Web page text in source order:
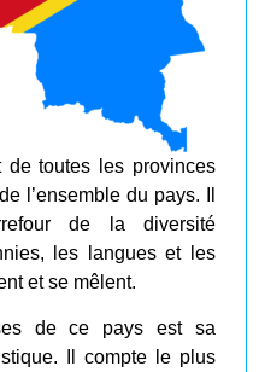
de toutes les provinces
l’ensemble du pays. Il
de la diversité
les langues et les
et se mêlent.
de ce pays est sa
Il compte le plus